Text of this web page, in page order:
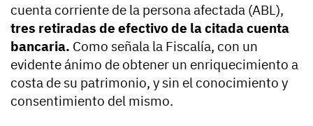
cuenta corriente de la persona afectada (ABL),
tres retiradas de efectivo de la citada cuenta
bancaria. Como señala la Fiscalía, con un
evidente ánimo de obtener un enriquecimiento a
costa de su patrimonio, y sin el conocimiento y
consentimiento del mismo.